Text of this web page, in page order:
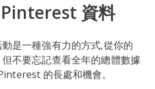
資料
是一種強有力的方式,從你的
不要忘記查看全年的總體數據
的長處和機會。